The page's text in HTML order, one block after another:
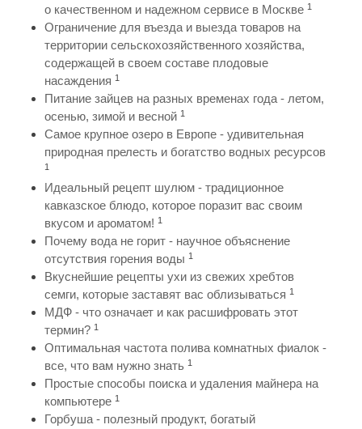
о качественном и надежном сервисе в Москве 1
Ограничение для въезда и выезда товаров на
территории сельскохозяйственного хозяйства,
содержащей в своем составе плодовые
насаждения 1
Питание зайцев на разных временах года - летом,
осенью, зимой и весной 1
Самое крупное озеро в Европе - удивительная
природная прелесть и богатство водных ресурсов
1
Идеальный рецепт шулюм - традиционное
кавказское блюдо, которое поразит вас своим
вкусом и ароматом! 1
Почему вода не горит - научное объяснение
отсутствия горения воды 1
Вкуснейшие рецепты ухи из свежих хребтов
семги, которые заставят вас облизываться 1
МДФ - что означает и как расшифровать этот
термин? 1
Оптимальная частота полива комнатных фиалок -
все, что вам нужно знать 1
Простые способы поиска и удаления майнера на
компьютере 1
Горбуша - полезный продукт, богатый